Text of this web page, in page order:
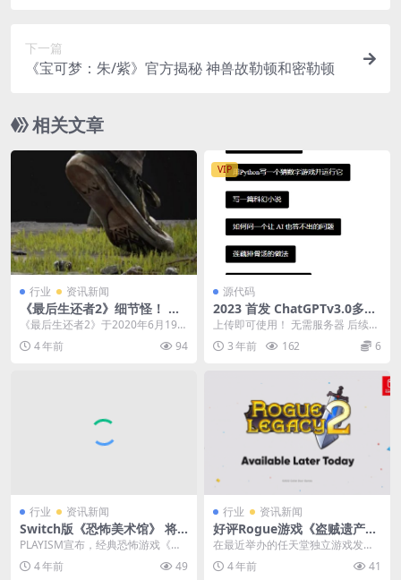
下一篇
《宝可梦：朱/紫》官方揭秘 神兽故勒顿和密勒顿
相关文章
行业 资讯新闻
《最后生还者2》细节怪！ 粉
丝晒出截图：鞋底神还原
《最后生还者2》于2020年6月19日
正式发售，虽然在游戏剧情上一直
受玩家所诟病...
4 年前 94
VIP
源代码
2023 首发 ChatGPTv3.0多端
小程序源码 云开发无需服务器
带接口
上传即可使用！ 无需服务器 后续会
更新流量主版本！
3 年前 162 6
行业 资讯新闻
Switch版《恐怖美术馆》 将
于2023年3月9日发售
PLAYISM宣布，经典恐怖游戏《恐
怖美术馆》（IB）将于2023年3月9
日登陆...
4 年前 49
行业 资讯新闻
好评Rogue游戏《盗贼遗产
2》NS版公布 现已正式发售
在最近举办的任天堂独立游戏发布
会上，肉鸽佳作《盗贼遗产2》宣布
NS版上线，现已正...
4 年前 41